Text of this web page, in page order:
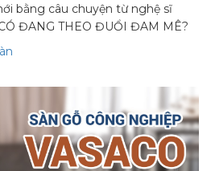
bằng câu chuyện từ nghệ sĩ
ĐANG THEO ĐUỔI ĐAM MÊ?